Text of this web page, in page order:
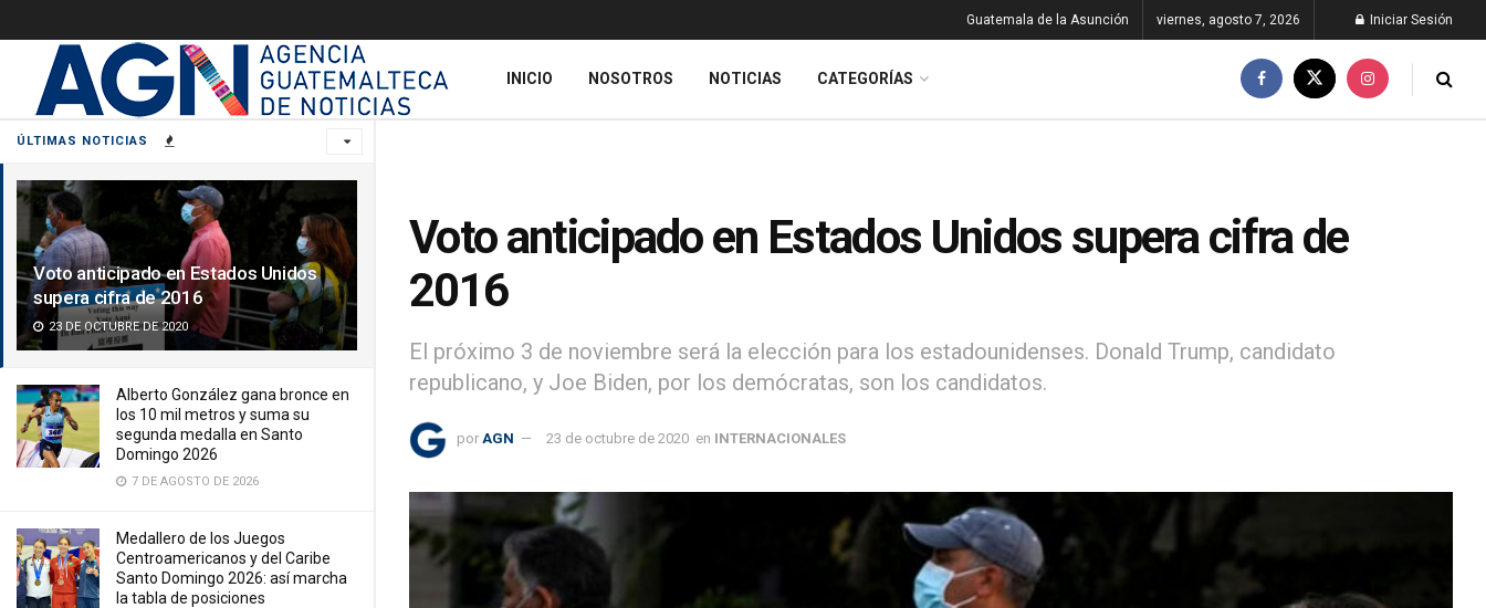
ÚLTIMAS NOTICIAS
Voto anticipado en Estados Unidos
supera cifra de 2016
23 DE OCTUBRE DE 2020
Alberto González gana bronce en
los 10 mil metros y suma su
segunda medalla en Santo
Domingo 2026
7 DE AGOSTO DE 2026
Medallero de los Juegos
Centroamericanos y del Caribe
Santo Domingo 2026: así marcha
la tabla de posiciones
Guatemala de la Asunción viernes, agosto 7, 2026 Iniciar Sesión
INICIO NOSOTROS NOTICIAS CATEGORÍAS
Voto anticipado en Estados Unidos supera cifra de
2016
El próximo 3 de noviembre será la elección para los estadounidenses. Donald Trump, candidato
republicano, y Joe Biden, por los demócratas, son los candidatos.
por AGN 23 de octubre de 2020 en INTERNACIONALES